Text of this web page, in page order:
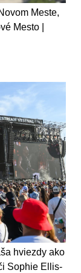
Meste,
Mesto |
hviezdy ako
Sophie Ellis-